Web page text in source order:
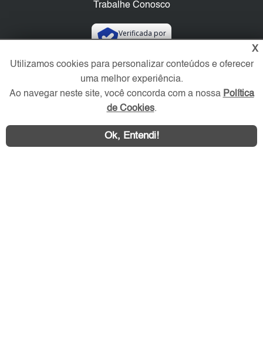
Trabalhe Conosco
Verificada por
Redes Sociais
X
Utilizamos cookies para personalizar conteúdos e oferecer
uma melhor experiência.
Ao navegar neste site, você concorda com a nossa Política
de Cookies.
Ok, Entendi!